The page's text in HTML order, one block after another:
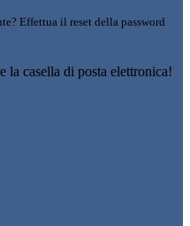
Effettua il reset della password
la casella di posta elettronica!